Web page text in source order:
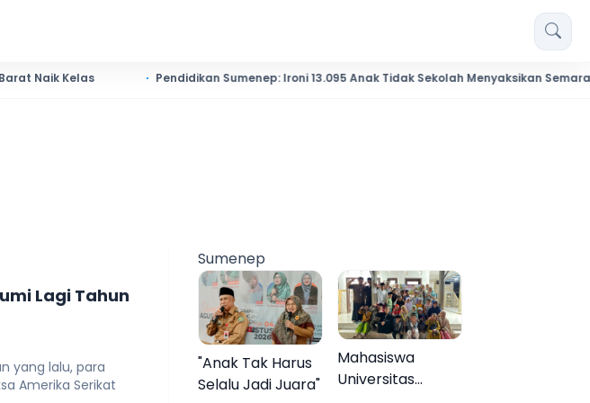
Pendidikan Sumenep: Ironi 13.095 Anak Tidak Sekolah Menyaksikan Semarak Festival
Lagi Tahun
yang lalu, para
Amerika Serikat
Sumenep
"Anak Tak Harus
Selalu Jadi Juara"
Mahasiswa
Universitas